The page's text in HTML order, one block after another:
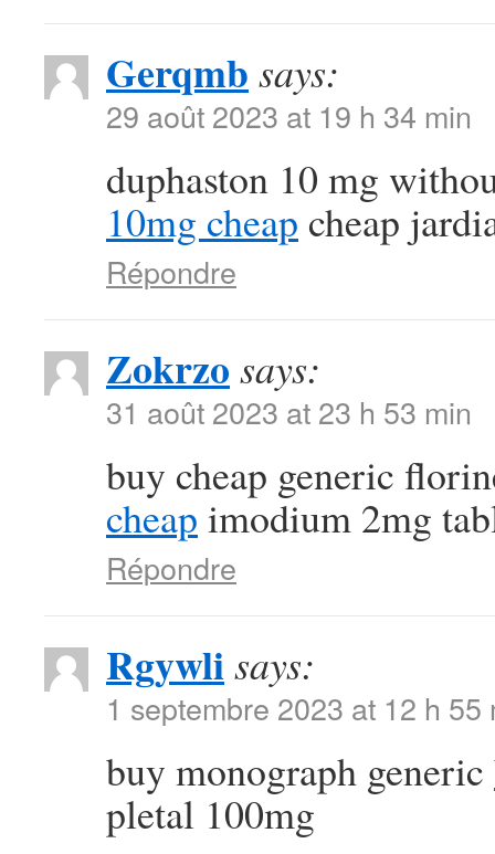
Gerqmb says:
29 août 2023 at 19 h 34 min
duphaston 10 mg
10mg cheap cheap
Répondre
Zokrzo says:
31 août 2023 at 23 h 53 min
buy cheap generic
cheap imodium 2mg
Répondre
Rgywlisays:
1 septembre 2023 at 12 h 55
buy monograph generic
pletal 100mg